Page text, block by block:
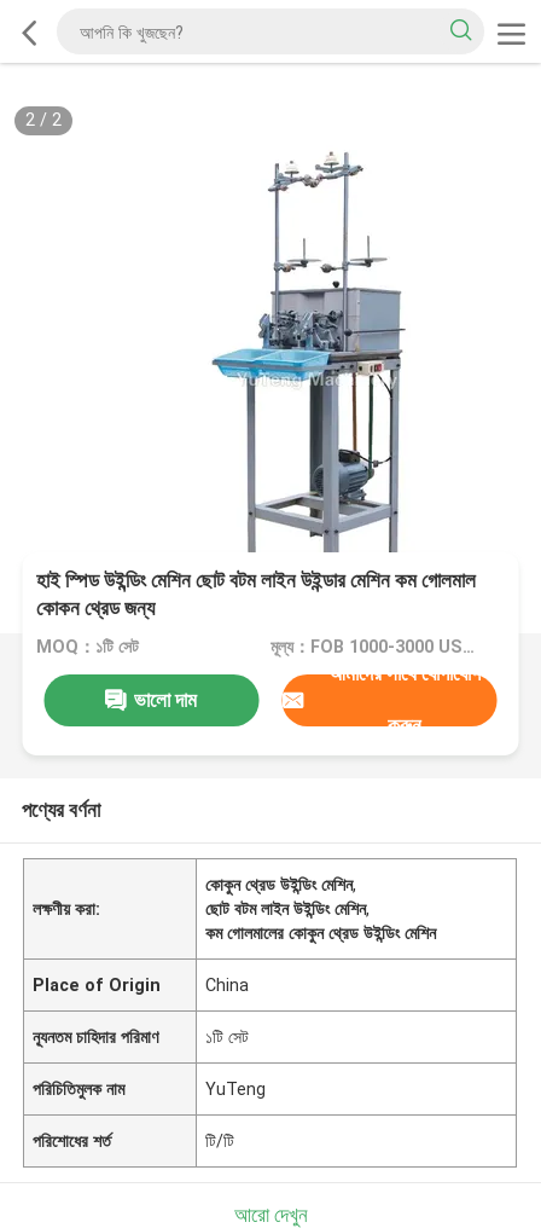
2/ 2
হাই স্পিড উইন্ডিং মেশিন ছোট বটম লাইন উইন্ডার মেশিন কম গোলমাল
কোকন থ্রেড জন্য
MOQ：১টি সেট মূল্য：FOB 1000-3000 USD/SET
ভালো দাম
আমাদের সাথে যোগাযোগ
করুন
পণ্যের বর্ণনা
লক্ষণীয় করা:
কোকুন থ্রেড উইন্ডিং মেশিন,
ছোট বটম লাইন উইন্ডিং মেশিন,
কম গোলমালের কোকুন থ্রেড উইন্ডিং মেশিন
Place of Origin China
ন্যূনতম চাহিদার পরিমাণ ১টি সেট
পরিচিতিমুলক নাম YuTeng
পরিশোধের শর্ত টি/টি
আরো দেখুন